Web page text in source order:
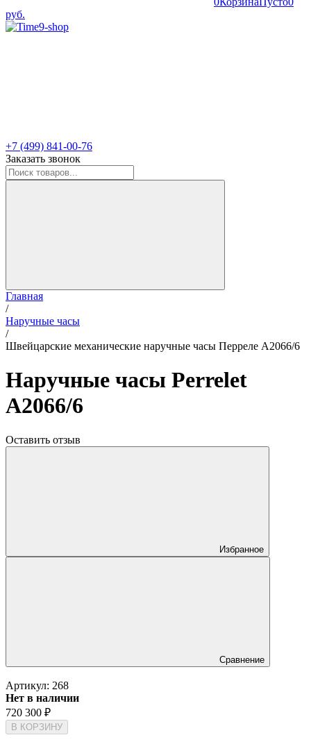
руб.
+7 (499) 841-00-76
Заказать звонок
Главная
/
Наручные часы
/
Швейцарские механические наручные часы Перреле A2066/6
Наручные часы Perrelet
A2066/6
Оставить отзыв
Избранное
Сравнение
Артикул: 268
Нет в наличии
720 300 ₽
В КОРЗИНУ